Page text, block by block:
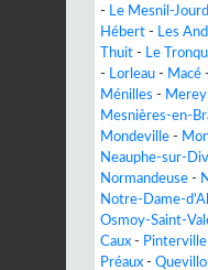
- Le Mesnil-
Hébert - Les
Thuit - Le
- Lorleau - Macé -
Ménilles - Merey
Mesnières-en-
Mondeville -
Neauphe-sur-
Normandeuse -
Notre-Dame-
Osmoy-Saint-
Caux - Pinterville
Préaux -